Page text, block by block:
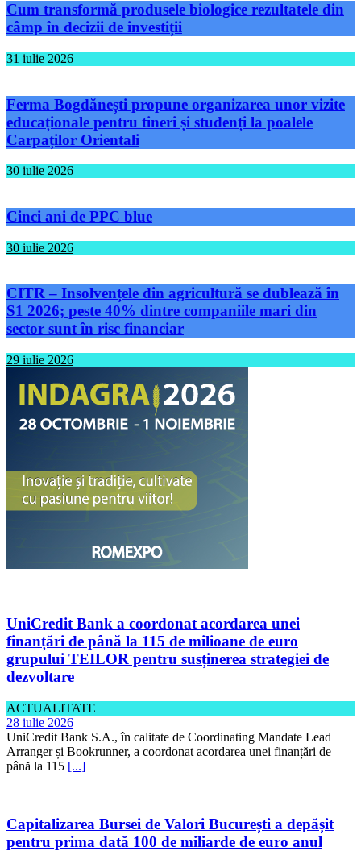
Cum transformă produsele biologice rezultatele din
câmp în decizii de investiții
31 iulie 2026
Ferma Bogdănești propune organizarea unor vizite
educaționale pentru tineri și studenți la poalele
Carpaților Orientali
30 iulie 2026
Cinci ani de PPC blue
30 iulie 2026
CITR – Insolvențele din agricultură se dublează în
S1 2026; peste 40% dintre companiile mari din
sector sunt în risc financiar
29 iulie 2026
UniCredit Bank a coordonat acordarea unei
finanțări de până la 115 de milioane de euro
grupului TEILOR pentru susținerea strategiei de
dezvoltare
ACTUALITATE
28 iulie 2026
UniCredit Bank S.A., în calitate de Coordinating Mandate Lead
Arranger și Bookrunner, a coordonat acordarea unei finanțări de
până la 115 [...]
Capitalizarea Bursei de Valori București a depășit
pentru prima dată 100 de miliarde de euro anul